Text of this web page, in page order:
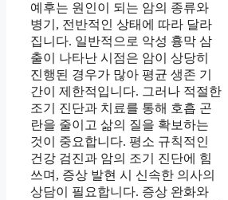
예후는 원인이 되는 암의 종류와
병기, 전반적인 상태에 따라 달라
집니다. 일반적으로 악성 흉막 삼
출이 나타난 시점은 암이 상당히
진행된 경우가 많아 평균 생존 기
간이 제한적입니다. 그러나 적절한
조기 진단과 치료를 통해 호흡 곤
란을 줄이고 삶의 질을 확보하는
것이 중요합니다. 평소 규칙적인
건강 검진과 암의 조기 진단에 힘
쓰며, 증상 발현 시 신속한 의사의
상담이 필요합니다. 증상 완화와